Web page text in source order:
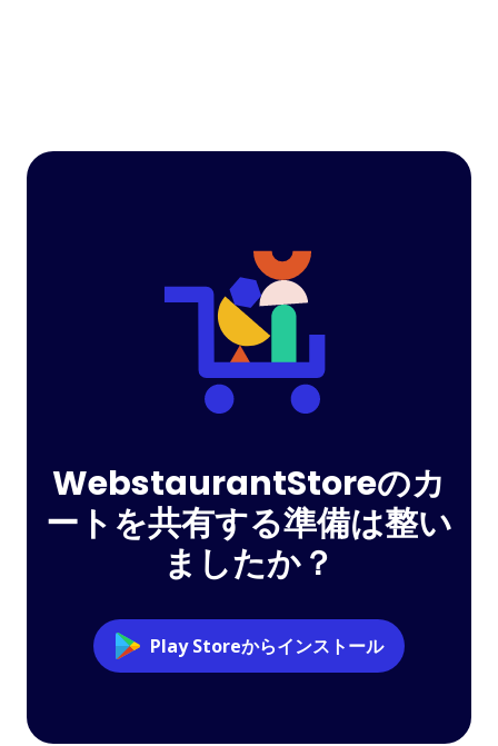
WebstaurantStoreのカ
ートを共有する準備は整い
ましたか？
Play Storeからインストール